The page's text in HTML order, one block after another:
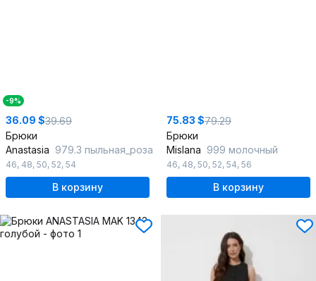
-9%
36.09 $39.69
Брюки
Anastasia 979.3 пыльная_роза
46, 48, 50, 52, 54
В корзину
75.83 $79.29
Брюки
Mislana 999 молочный
46, 48, 50, 52, 54, 56
В корзину